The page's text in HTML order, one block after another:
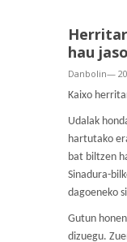
hau
Danbolin—
Kaixo
Udalak
hartutako
bat biltzen
Sinadura-
dagoeneko
Gutun
dizuegu.